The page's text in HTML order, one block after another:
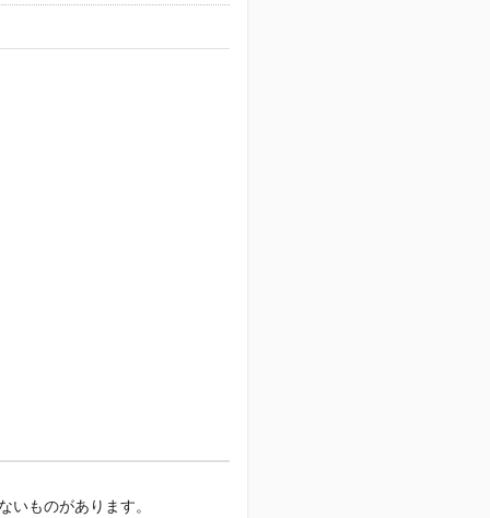
いものがあります。